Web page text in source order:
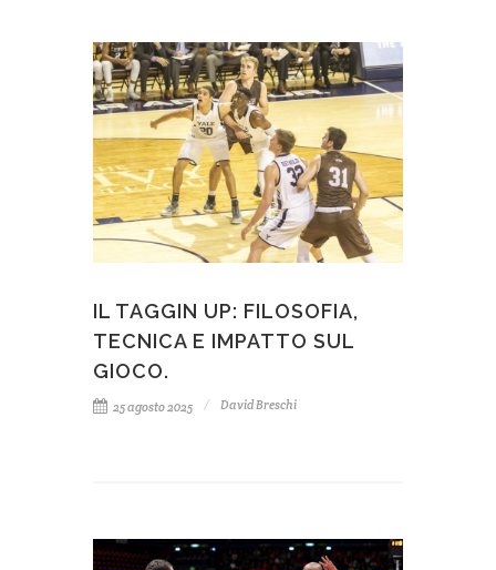
IL TAGGIN UP: FILOSOFIA,
TECNICA E IMPATTO SUL
GIOCO.
25 agosto 2025 David Breschi